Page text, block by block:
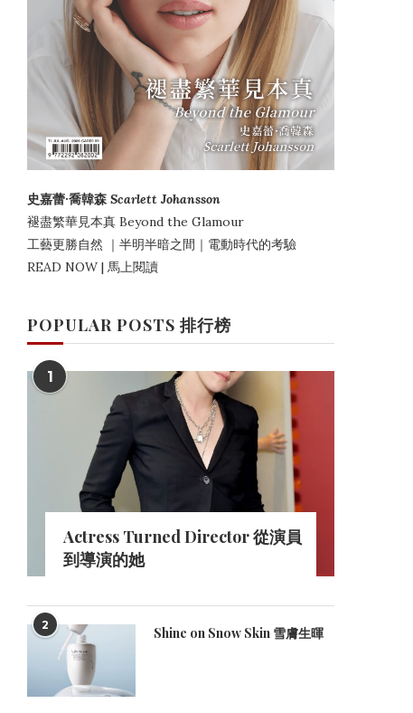
史嘉蕾·喬韓森 Scarlett Johansson
褪盡繁華見本真 Beyond the Glamour
工藝更勝自然 ｜ 半明半暗之間 ｜電動時代的考驗
READ NOW | 馬上閱讀
POPULAR POSTS 排行榜
1
Actress Turned Director 從演員
到導演的她
2 Shine on Snow Skin 雪膚生暉